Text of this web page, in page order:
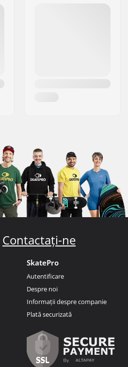
Contactați-ne
SkatePro
Autentificare
Despre noi
Informații despre companie
Plată securizată